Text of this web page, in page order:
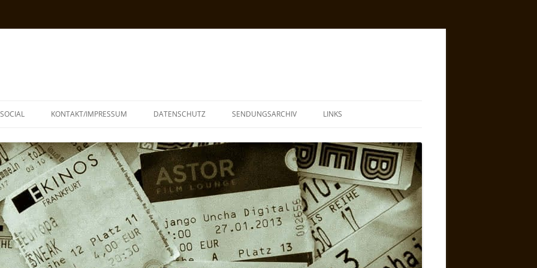
SOCIAL KONTAKT/IMPRESSUM DATENSCHUTZ SENDUNGSARCHIV LINKS